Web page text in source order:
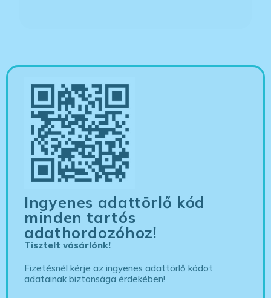
Ingyenes adattörlő kód
minden tartós
adathordozóhoz!
Tisztelt vásárlónk!
Fizetésnél kérje az ingyenes adattörlő kódot
adatainak biztonsága érdekében!